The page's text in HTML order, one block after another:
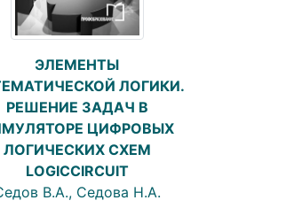
ЭЛЕМЕНТЫ
ЛОГИКИ.
РЕШЕНИЕ ЗАДАЧ В
ЦИФРОВЫХ
ЛОГИЧЕСКИХ СХЕМ
LOGICCIRCUIT
В.А., Седова Н.А.